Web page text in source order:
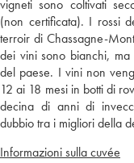
vigneti sono coltivati
(non certificata). I rossi
terroir di Chassagne-
dei vini sono bianchi,
del paese. I vini non
12 ai 18 mesi in botti di
decina di anni di
dubbio tra i migliori della
Informazioni sulla cuvée